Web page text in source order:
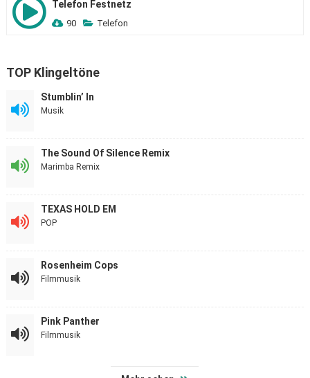
Telefon Festnetz
90 Telefon
TOP Klingeltöne
Stumblin’ In
Musik
The Sound Of Silence Remix
Marimba Remix
TEXAS HOLD EM
POP
Rosenheim Cops
Filmmusik
Pink Panther
Filmmusik